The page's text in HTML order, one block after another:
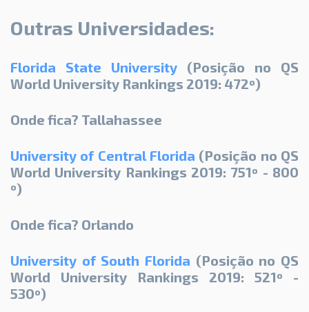
Outras Universidades:
Florida State University (Posição no QS
World University Rankings 2019: 472º)
Onde fica? Tallahassee
University of Central Florida (Posição no QS
World University Rankings 2019: 751º - 800
º)
Onde fica? Orlando
University of South Florida (Posição no QS
World University Rankings 2019: 521º -
530º)